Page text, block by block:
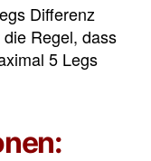
Differenz
Regel, dass
5 Legs